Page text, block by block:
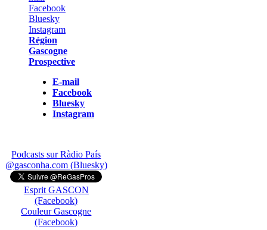
Région
Gascogne
Prospective
E-mail
Facebook
Bluesky
Instagram
Podcasts sur Ràdio País
@gasconha.com (Bluesky)
Esprit GASCON
(Facebook)
Couleur Gascogne
(Facebook)